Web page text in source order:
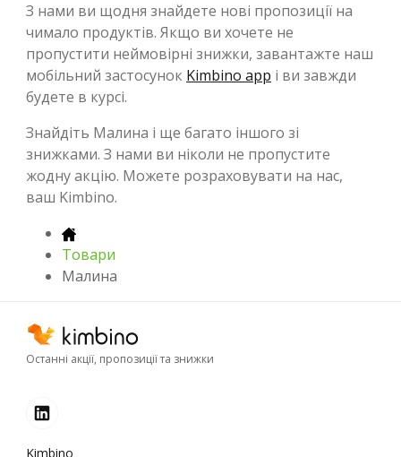
З нами ви щодня знайдете нові пропозиції на
чимало продуктів. Якщо ви хочете не
пропустити неймовірні знижки, завантажте наш
мобільний застосунок Kimbino app і ви завжди
будете в курсі.
Знайдіть Малина і ще багато іншого зі
знижками. З нами ви ніколи не пропустите
жодну акцію. Можете розраховувати на нас,
ваш Kimbino.
Товари
Малина
Останні акції, пропозиції та знижки
Kimbino